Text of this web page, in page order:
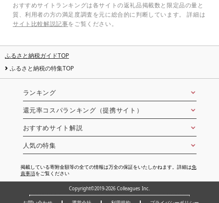
おすすめサイトランキングは各サイトの返礼品掲載数と限定品の量と
質、利用者の方の満足度調査を元に総合的に判断しています。 詳細は
サイト比較解説記事をご覧ください。
ふるさと納税ガイドTOP
ふるさと納税の特集TOP
ランキング
還元率コスパランキング（提携サイト）
おすすめサイト解説
人気の特集
掲載している寄附金額等の全ての情報は万全の保証をいたしかねます。詳細は免
責事項をご覧ください
Copyright©2019-2026 Colleagues Inc.